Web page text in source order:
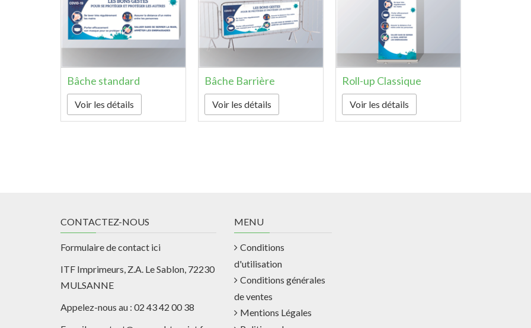
Bâche standard
Voir les détails
Bâche Barrière
Voir les détails
Roll-up Classique
Voir les détails
CONTACTEZ-NOUS
Formulaire de contact ici
ITF Imprimeurs, Z.A. Le Sablon, 72230
MULSANNE
Appelez-nous au : 02 43 42 00 38
MENU
Conditions
d'utilisation
Conditions générales
de ventes
Mentions Légales